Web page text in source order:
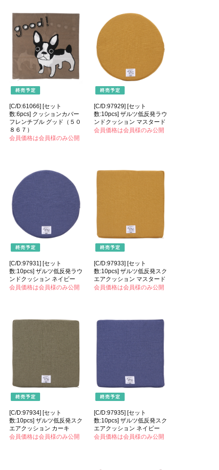
[C/D:61066] [セット
数:6pcs] クッションカバー
フレンチブル グッド（５０
８６７）
会員価格は会員様のみ公開
[C/D:97929] [セット
数:10pcs] ザルツ低反発ラウ
ンドクッション マスタード
会員価格は会員様のみ公開
[C/D:97931] [セット
数:10pcs] ザルツ低反発ラウ
ンドクッション ネイビー
会員価格は会員様のみ公開
[C/D:97933] [セット
数:10pcs] ザルツ低反発スク
エアクッション マスタード
会員価格は会員様のみ公開
[C/D:97934] [セット
数:10pcs] ザルツ低反発スク
エアクッション カーキ
会員価格は会員様のみ公開
[C/D:97935] [セット
数:10pcs] ザルツ低反発スク
エアクッション ネイビー
会員価格は会員様のみ公開